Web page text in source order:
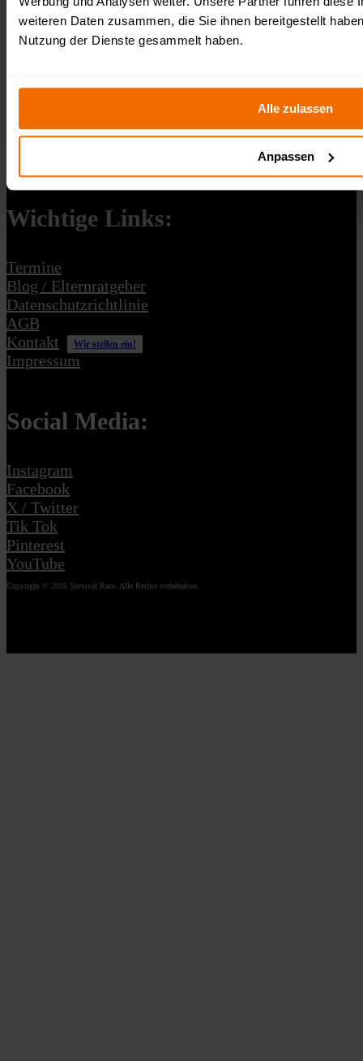
weiteren Daten zusammen, die Sie ihnen bereitgestellt
Nutzung der Dienste gesammelt haben.
Alle zulassen
Anpassen
15232 Frankfurt (Oder)
USt-IdNr.: DE364311444
Wichtige Links:
Termine
Blog / Elternratgeber
Datenschutzrichtlinie
AGB
Kontakt
Wir stellen ein!
Impressum
Social Media:
Instagram
Facebook
X / Twitter
Tik Tok
Pinterest
YouTube
Copyright © 2026 Survival Race. Alle Rechte vorbehalten.